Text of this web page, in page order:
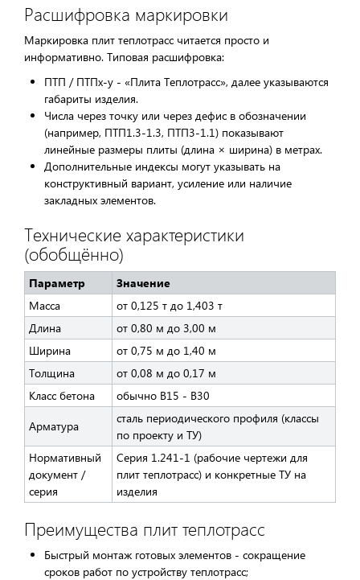
Расшифровка маркировки
Маркировка плит теплотрасс читается просто и
информативно. Типовая расшифровка:
ПТП / ПТПx-y - «Плита Теплотрасс», далее указываются
габариты изделия.
Числа через точку или через дефис в обозначении
(например, ПТП1.3-1.3, ПТП3-1.1) показывают
линейные размеры плиты (длина × ширина) в метрах.
Дополнительные индексы могут указывать на
конструктивный вариант, усиление или наличие
закладных элементов.
Технические характеристики
(обобщённо)
Параметр
Значение
Масса
от 0,125 т до 1,403 т
Длина
от 0,80 м до 3,00 м
Ширина
от 0,75 м до 1,40 м
Толщина
от 0,08 м до 0,17 м
Класс бетона
обычно В15 - В30
Арматура
сталь периодического профиля (классы
по проекту и ТУ)
Нормативный
документ /
серия
Серия 1.241-1 (рабочие чертежи для
плит теплотрасс) и конкретные ТУ на
изделия
Преимущества плит теплотрасс
Быстрый монтаж готовых элементов - сокращение
сроков работ по устройству теплотрасс;